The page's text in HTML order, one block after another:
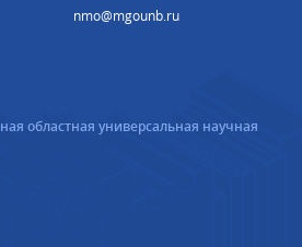
областная универсальная научная
nmo@mgounb.ru